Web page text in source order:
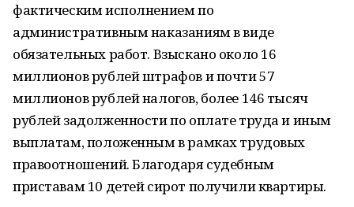
фактическим исполнением по
административным наказаниям в виде
обязательных работ. Взыскано около 16
миллионов рублей штрафов и почти 57
миллионов рублей налогов, более 146 тысяч
рублей задолженности по оплате труда и иным
выплатам, положенным в рамках трудовых
правоотношений. Благодаря судебным
приставам 10 детей сирот получили квартиры.